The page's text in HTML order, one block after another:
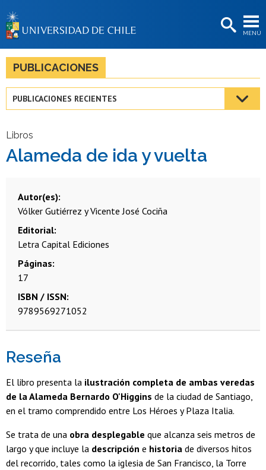
MENÚ
BIBLIOTECAS
LA UNIVERSIDAD
Estudiantes
Funcionarias/os
PUBLICACIONES
PUBLICACIONES RECIENTES
Libros
Alameda de ida y vuelta
Autor(es)
Vólker Gutiérrez y Vicente José Cociña
Editorial
Letra Capital Ediciones
Páginas
17
ISBN / ISSN
9789569271052
Reseña
El libro presenta la ilustración completa de ambas veredas
de la Alameda Bernardo O'Higgins de la ciudad de Santiago,
en el tramo comprendido entre Los Héroes y Plaza Italia.
Se trata de una obra desplegable que alcanza seis metros de
largo y que incluye la descripción e historia de diversos hitos
del recorrido, tales como la iglesia de San Francisco, la Torre